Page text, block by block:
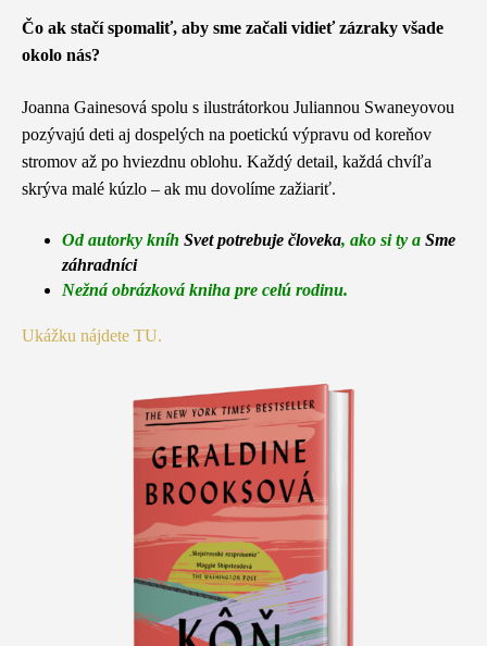
Čo ak stačí spomaliť, aby sme začali vidieť zázraky všade
okolo nás?
Joanna Gainesová spolu s ilustrátorkou Juliannou Swaneyovou
pozývajú deti aj dospelých na poetickú výpravu od koreňov
stromov až po hviezdnu oblohu. Každý detail, každá chvíľa
skrýva malé kúzlo – ak mu dovolíme zažiariť.
Od autorky kníh Svet potrebuje človeka, ako si ty a Sme
záhradníci
Nežná obrázková kniha pre celú rodinu.
Ukážku nájdete TU.